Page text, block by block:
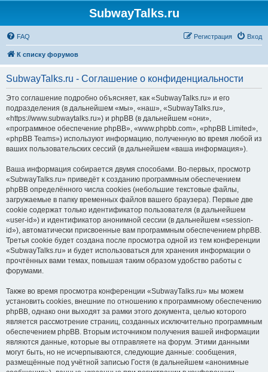
SubwayTalks.ru
FAQ Вход
Регистрация
К списку форумов
SubwayTalks.ru - Соглашение о конфиденциальности
Это соглашение подробно объясняет, как «SubwayTalks.ru» и его
подразделения (в дальнейшем «мы», «наш», «SubwayTalks.ru»,
«https://www.subwaytalks.ru») и phpBB (в дальнейшем «они»,
«программное обеспечение phpBB», «www.phpbb.com», «phpBB Limited»,
«phpBB Teams») используют информацию, полученную во время любой из
ваших пользовательских сессий (в дальнейшем «ваша информация»).
Ваша информация собирается двумя способами. Во-первых, просмотр
«SubwayTalks.ru» приведёт к созданию программным обеспечением
phpBB определённого числа cookies (небольшие текстовые файлы,
загружаемые в папку временных файлов вашего браузера). Первые две
cookie содержат только идентификатор пользователя (в дальнейшем
«user-id») и идентификатор анонимной сессии (в дальнейшем «session-
id»), автоматически присвоенные вам программным обеспечением phpBB.
Третья cookie будет создана после просмотра одной из тем конференции
«SubwayTalks.ru» и будет использоваться для хранения информации о
прочтённых вами темах, повышая таким образом удобство работы с
форумами.
Также во время просмотра конференции «SubwayTalks.ru» мы можем
установить cookies, внешние по отношению к программному обеспечению
phpBB, однако они выходят за рамки этого документа, целью которого
является рассмотрение страниц, созданных исключительно программным
обеспечением phpBB. Вторым источником получения вашей информации
являются данные, которые вы отправляете на форум. Этими данными
могут быть, но не исчерпываются, следующие данные: сообщения,
размещённые под учётной записью Гостя (в дальнейшем «анонимные